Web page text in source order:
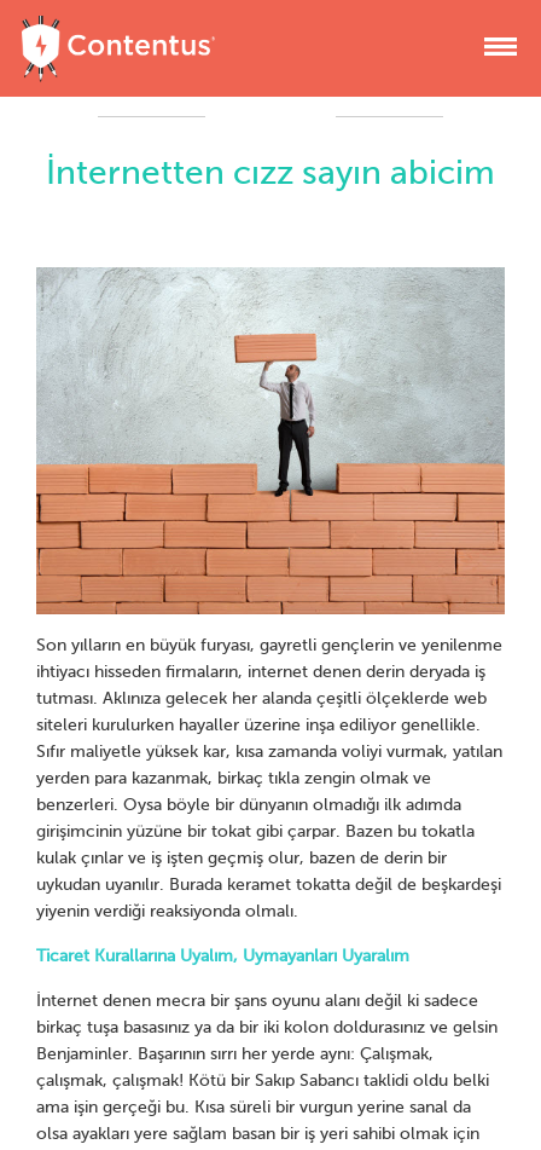
İnternetten cızz sayın abicim
Son yılların en büyük furyası, gayretli gençlerin ve yenilenme
ihtiyacı hisseden firmaların, internet denen derin deryada iş
tutması. Aklınıza gelecek her alanda çeşitli ölçeklerde web
siteleri kurulurken hayaller üzerine inşa ediliyor genellikle.
Sıfır maliyetle yüksek kar, kısa zamanda voliyi vurmak, yatılan
yerden para kazanmak, birkaç tıkla zengin olmak ve
benzerleri. Oysa böyle bir dünyanın olmadığı ilk adımda
girişimcinin yüzüne bir tokat gibi çarpar. Bazen bu tokatla
kulak çınlar ve iş işten geçmiş olur, bazen de derin bir
uykudan uyanılır. Burada keramet tokatta değil de beşkardeşi
yiyenin verdiği reaksiyonda olmalı.
Ticaret Kurallarına Uyalım, Uymayanları Uyaralım
İnternet denen mecra bir şans oyunu alanı değil ki sadece
birkaç tuşa basasınız ya da bir iki kolon doldurasınız ve gelsin
Benjaminler. Başarının sırrı her yerde aynı: Çalışmak,
çalışmak, çalışmak! Kötü bir Sakıp Sabancı taklidi oldu belki
ama işin gerçeği bu. Kısa süreli bir vurgun yerine sanal da
olsa ayakları yere sağlam basan bir iş yeri sahibi olmak için